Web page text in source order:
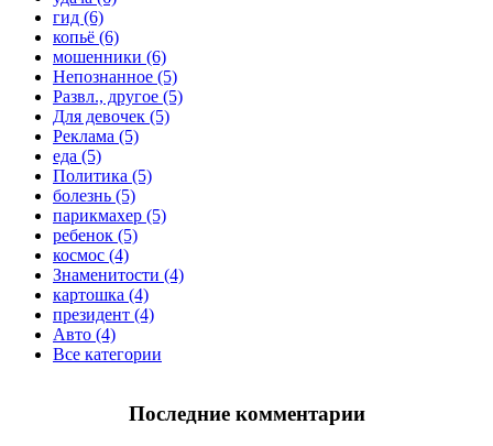
гид (6)
копьё (6)
мошенники (6)
Непознанное (5)
Развл., другое (5)
Для девочек (5)
Реклама (5)
еда (5)
Политика (5)
болезнь (5)
парикмахер (5)
ребенок (5)
космос (4)
Знаменитости (4)
картошка (4)
президент (4)
Авто (4)
Все категории
Последние комментарии